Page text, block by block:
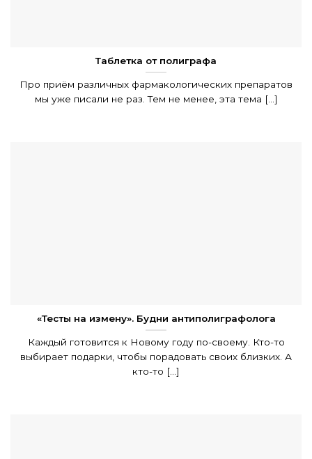
Таблетка от полиграфа
Про приём различных фармакологических препаратов
мы уже писали не раз. Тем не менее, эта тема [...]
«Тесты на измену». Будни антиполиграфолога
Каждый готовится к Новому году по-своему. Кто-то
выбирает подарки, чтобы порадовать своих близких. А
кто-то [...]